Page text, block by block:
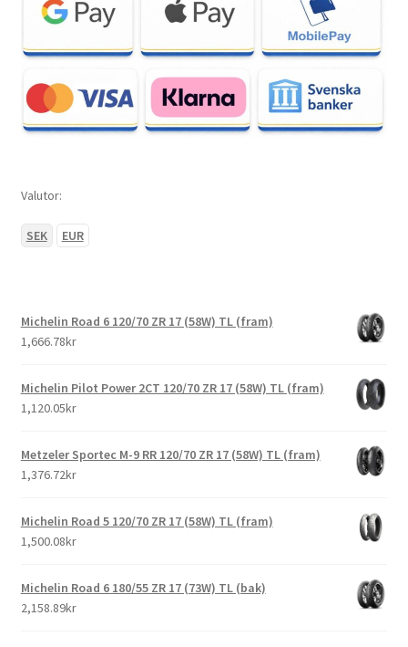
Valutor:
SEK EUR
Michelin Road 6 120/70 ZR 17 (58W) TL (fram)
1,666.78kr
Michelin Pilot Power 2CT 120/70 ZR 17 (58W) TL (fram)
1,120.05kr
Metzeler Sportec M-9 RR 120/70 ZR 17 (58W) TL (fram)
1,376.72kr
Michelin Road 5 120/70 ZR 17 (58W) TL (fram)
1,500.08kr
Michelin Road 6 180/55 ZR 17 (73W) TL (bak)
2,158.89kr